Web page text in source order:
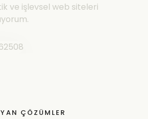
ve işlevsel web siteleri
ÇÖZÜMLER